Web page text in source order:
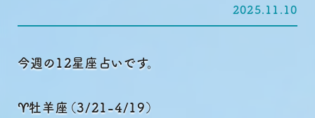
Menu
Contact
2025.11.10
今週の12星座占いです。
♈牡羊座（3/21-4/19）